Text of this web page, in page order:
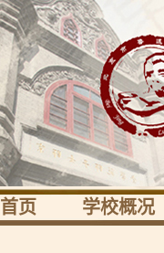
首页 学校概况